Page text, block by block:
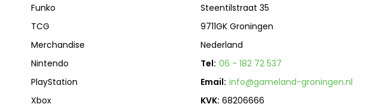
Funko
TCG
Merchandise
Nintendo
PlayStation
Xbox
Steentilstraat 35
9711GK Groningen
Nederland
Tel: 06 - 182 72 537
Email: info@gameland-groningen.nl
KVK: 68206666